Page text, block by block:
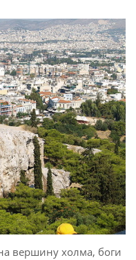
вершину холма, боги